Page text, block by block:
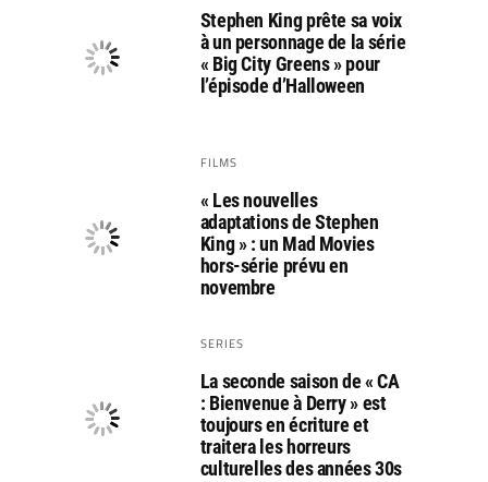
Stephen King prête sa voix
à un personnage de la série
« Big City Greens » pour
l’épisode d’Halloween
FILMS
« Les nouvelles
adaptations de Stephen
King » : un Mad Movies
hors-série prévu en
novembre
SERIES
La seconde saison de « CA
: Bienvenue à Derry » est
toujours en écriture et
traitera les horreurs
culturelles des années 30s